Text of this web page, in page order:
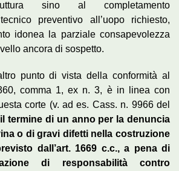
sino al completamento
preventivo all’uopo richiesto,
idonea la parziale consapevolezza
ancora di sospetto.
punto di vista della conformità al
comma 1, ex n. 3, è in linea con
corte (v. ad es. Cass. n. 9966 del
il termine di un anno per la denuncia
o di gravi difetti nella costruzione
dall’art. 1669 c.c., a pena di
di responsabilità contro